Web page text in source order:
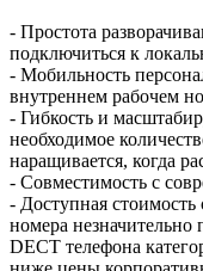
- Простота
подключиться к
- Мобильность
внутреннем рабочем
- Гибкость и
необходимое
наращивается, когда
- Совместимость с
- Доступная
номера
DECT телефона